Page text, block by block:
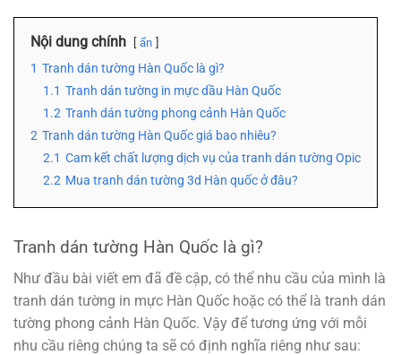
Nội dung chính ẩn
1 Tranh dán tường Hàn Quốc là gì?
1.1 Tranh dán tường in mực dầu Hàn Quốc
1.2 Tranh dán tường phong cảnh Hàn Quốc
2 Tranh dán tường Hàn Quốc giá bao nhiêu?
2.1 Cam kết chất lượng dịch vụ của tranh dán tường Opic
2.2 Mua tranh dán tường 3d Hàn quốc ở đâu?
Tranh dán tường Hàn Quốc là gì?
Như đầu bài viết em đã đề cập, có thể nhu cầu của mình là
tranh dán tường in mực Hàn Quốc hoặc có thể là tranh dán
tường phong cảnh Hàn Quốc. Vậy để tương ứng với mỗi
nhu cầu riêng chúng ta sẽ có định nghĩa riêng như sau: